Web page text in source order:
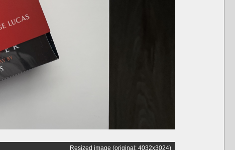
Resized image (original: 4032x3024)